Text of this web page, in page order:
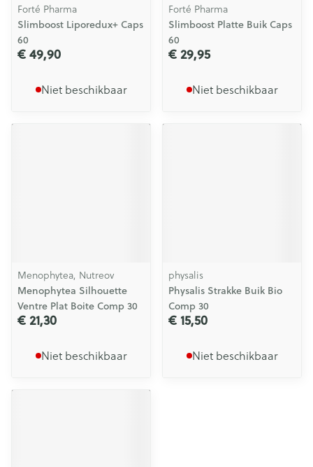
Forté Pharma
Slimboost Liporedux+ Caps
60
€ 49,90
Niet beschikbaar
Forté Pharma
Slimboost Platte Buik Caps
60
€ 29,95
Niet beschikbaar
Menophytea, Nutreov
Menophytea Silhouette
Ventre Plat Boite Comp 30
€ 21,30
Niet beschikbaar
physalis
Physalis Strakke Buik Bio
Comp 30
€ 15,50
Niet beschikbaar